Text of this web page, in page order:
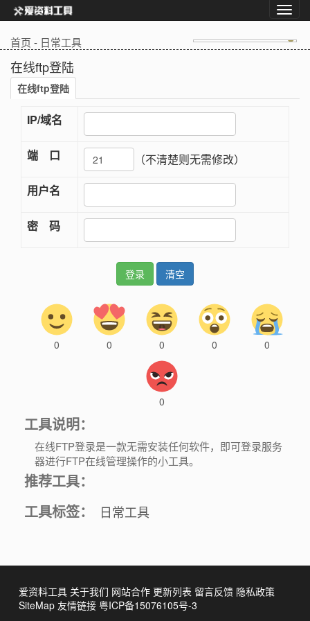
首页 - 日常工具
在线ftp登陆
在线ftp登陆
IP/域名
端 口
（不清楚则无需修改）
用户名
密 码
0 0 0 0 0
0
工具说明：
在线FTP登录是一款无需安装任何软件，即可登录服务
器进行FTP在线管理操作的小工具。
推荐工具：
工具标签：
日常工具
爱资料工具 关于我们 网站合作 更新列表 留言反馈 隐私政策
SiteMap 友情链接 粤ICP备15076105号-3